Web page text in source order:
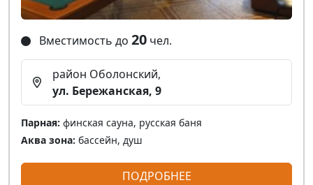
Вместимость до 20 чел.
район Оболонский,
ул. Бережанская, 9
Парная: финская сауна, русская баня
Аква зона: бассейн, душ
ПОДРОБНЕЕ